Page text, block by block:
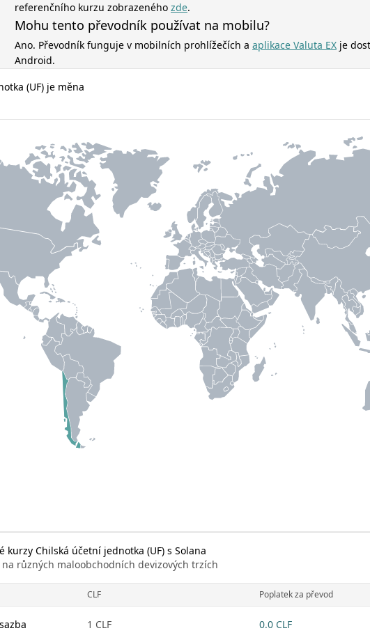
referenčního kurzu zobrazeného zde.
Mohu tento převodník používat na mobilu?
Ano. Převodník funguje v mobilních prohlížečích a aplikace Valuta EX je
Android.
(UF) je měna
kurzy Chilská účetní jednotka (UF) s Solana
různých maloobchodních devizových trzích
CLF Poplatek za převod
1 CLF 0.0 CLF